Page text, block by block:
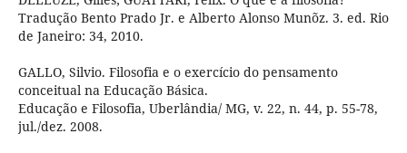
Tradução Bento Prado Jr. e Alberto Alonso Munõz. 3. ed. Rio
de Janeiro: 34, 2010.
GALLO, Silvio. Filosofia e o exercício do pensamento
conceitual na Educação Básica.
Educação e Filosofia, Uberlândia/ MG, v. 22, n. 44, p. 55-78,
jul./dez. 2008.